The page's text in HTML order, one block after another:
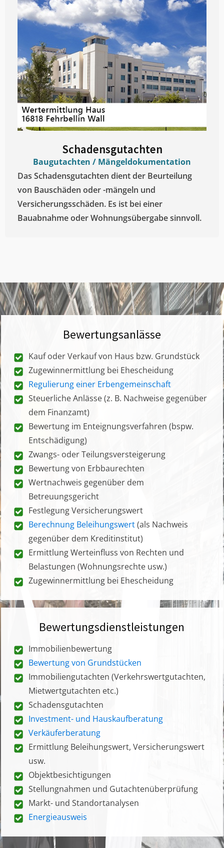
Schadensgutachten
Baugutachten / Mängeldokumentation
Das Schadensgutachten dient der Beurteilung
von Bauschäden oder -mängeln und
Versicherungsschäden. Es ist bei einer
Bauabnahme oder Wohnungsübergabe sinnvoll.
Bewertungsanlässe
Kauf oder Verkauf von Haus bzw. Grundstück
Zugewinnermittlung bei Ehescheidung
Regulierung einer Erbengemeinschaft
Steuerliche Anlässe (z. B. Nachweise gegenüber
dem Finanzamt)
Bewertung im Enteignungsverfahren (bspw.
Entschädigung)
Zwangs- oder Teilungsversteigerung
Bewertung von Erbbaurechten
Wertnachweis gegenüber dem
Betreuungsgericht
Festlegung Versicherungswert
Berechnung Beleihungswert(als Nachweis
gegenüber dem Kreditinstitut)
Ermittlung Werteinfluss von Rechten und
Belastungen (Wohnungsrechte usw.)
Zugewinnermittlung bei Ehescheidung
Bewertungsdienstleistungen
Immobilienbewertung
Bewertung von Grundstücken
Immobiliengutachten (Verkehrswertgutachten,
Mietwertgutachten etc.)
Schadensgutachten
Investment- und Hauskaufberatung
Verkäuferberatung
Ermittlung Beleihungswert, Versicherungswert
usw.
Objektbesichtigungen
Stellungnahmen und Gutachtenüberprüfung
Markt- und Standortanalysen
Energieausweis